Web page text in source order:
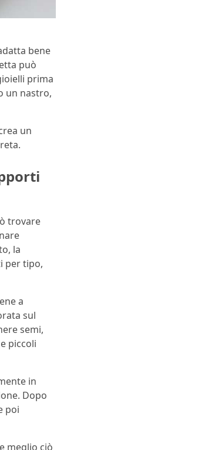
bene
può
prima
un nastro,
un
trovare
la
per tipo,
a
sul
semi,
piccoli
in
Dopo
poi
meglio ciò